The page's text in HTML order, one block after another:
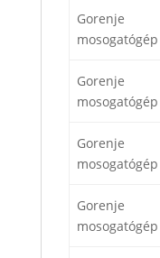
Gorenje
mosogatógép
Gorenje
mosogatógép
Gorenje
mosogatógép
Gorenje
mosogatógép